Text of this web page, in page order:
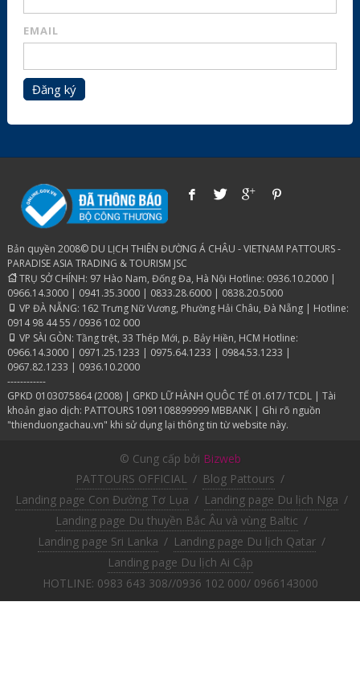
EMAIL
Đăng ký
Bản quyền 2008© DU LỊCH THIÊN ĐƯỜNG Á CHÂU - VIETNAM PATTOURS -
PARADISE ASIA TRADING & TOURISM JSC
TRỤ SỞ CHÍNH: 97 Hào Nam, Đống Đa, Hà Nội Hotline: 0936.10.2000 |
0966.14.3000 | 0941.35.3000 | 0833.28.6000 | 0838.20.5000
VP ĐÀ NẴNG: 162 Trưng Nữ Vương, Phường Hải Châu, Đà Nẵng | Hotline:
0914 98 44 55 / 0936 102 000
VP SÀI GÒN: Tầng trệt, 33 Thép Mới, p. Bảy Hiền, HCM Hotline:
0966.14.3000 | 0971.25.1233 | 0975.64.1233 | 0984.53.1233 |
0967.82.1233 | 0936.10.2000
------------
GPKD 0103075864 (2008) | GPKD LỮ HÀNH QUÔC TẾ 01.617/ TCDL | Tài
khoản giao dịch: PATTOURS 1091108899999 MBBANK | Ghi rõ nguồn
"thienduongachau.vn" khi sử dụng lại thông tin từ website này.
© Cung cấp bởi Bizweb
PATTOURS OFFICIAL / Blog Pattours /
Landing page Con Đường Tơ Lụa / Landing page Du lịch Nga /
Landing page Du thuyền Bắc Âu và vùng Baltic /
Landing page Sri Lanka / Landing page Du lịch Qatar /
Landing page Du lịch Ai Cập
HOTLINE: 0983 643 308//0936 102 000/ 0966143000